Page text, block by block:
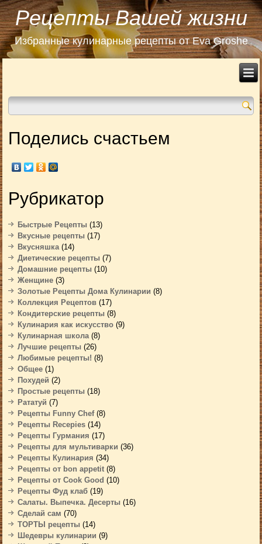
Рецепты Вашей жизни
Избранные кулинарные рецепты от Eva Groshe
Поделись счастьем
Рубрикатор
Быстрые Рецепты (13)
Вкусные рецепты (17)
Вкусняшка(14)
Диетические рецепты (7)
Домашние рецепты (10)
Женщине (3)
Золотые Рецепты Дома Кулинарии (8)
Коллекция Рецептов (17)
Кондитерские рецепты (8)
Кулинария как искусство (9)
Кулинарная школа(8)
Лучшие рецепты (26)
Любимые рецепты! (8)
Общее (1)
Похудей (2)
Простые рецепты (18)
Рататуй (7)
Рецепты Funny Chef(8)
Рецепты Recepies (14)
Рецепты Гурмания (17)
Рецепты для мультиварки (36)
Рецепты Кулинария (34)
Рецепты от bon appetit (8)
Рецепты от Cook Good (10)
Рецепты Фуд клаб (19)
Салаты. Выпечка. Десерты (16)
Сделай сам (70)
ТОРТЫ рецепты (14)
Шедевры кулинарии (9)